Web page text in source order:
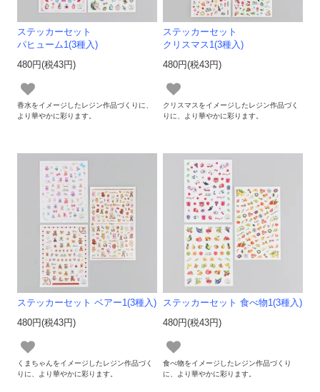
ステッカーセット
パヒューム1(3種入)
480円(税43円)
香水をイメージしたレジン作品づくりに、
より華やかに彩ります。
ステッカーセット
クリスマス1(3種入)
480円(税43円)
クリスマスをイメージしたレジン作品づく
りに、より華やかに彩ります。
ステッカーセット ベアー1(3種入)
480円(税43円)
くまちゃんをイメージしたレジン作品づく
りに、より華やかに彩ります。
ステッカーセット 食べ物1(3種入)
480円(税43円)
食べ物をイメージしたレジン作品づくり
に、より華やかに彩ります。